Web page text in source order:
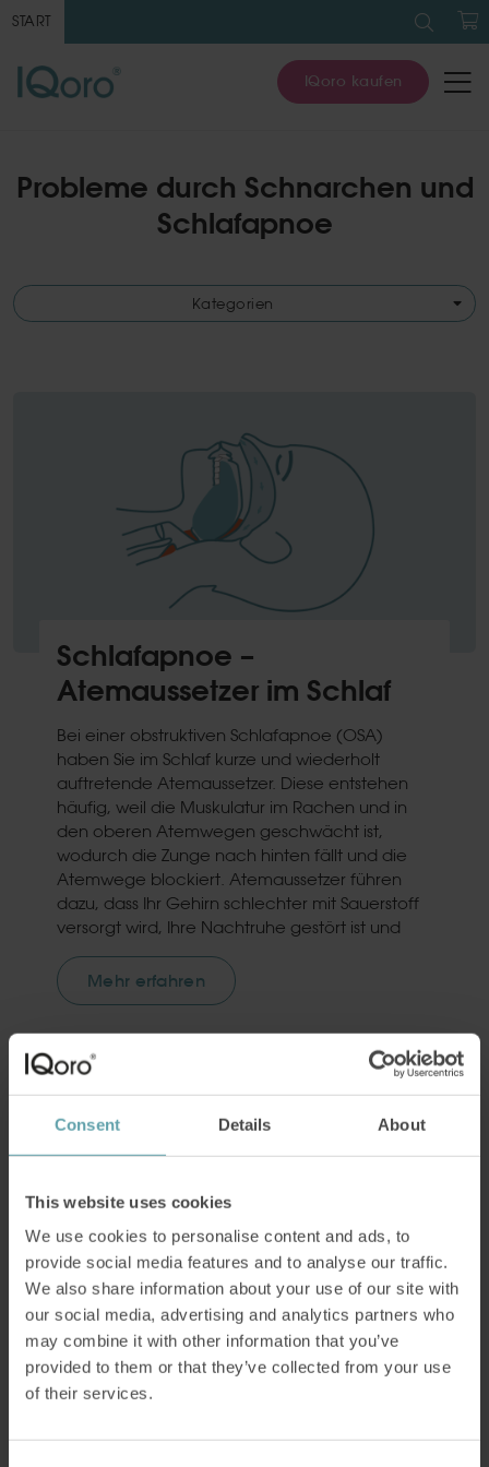
Consent Details About
This website uses cookies
We use cookies to personalise content and ads, to
provide social media features and to analyse our traffic.
We also share information about your use of our site with
our social media, advertising and analytics partners who
may combine it with other information that you’ve
provided to them or that they’ve collected from your use
of their services.
START nach:
IQoro kaufen
Probleme durch Schnarchen und
Schlafapnoe
Kategorien
Schlafapnoe –
Atemaussetzer im Schlaf
Bei einer obstruktiven Schlafapnoe (OSA)
haben Sie im Schlaf kurze und wiederholt
auftretende Atemaussetzer. Diese entstehen
häufig, weil die Muskulatur im Rachen und in
den oberen Atemwegen geschwächt ist,
wodurch die Zunge nach hinten fällt und die
Atemwege blockiert. Atemaussetzer führen
dazu, dass Ihr Gehirn schlechter mit Sauerstoff
versorgt wird, Ihre Nachtruhe gestört ist und
Mehr erfahren
Schnarchen – Ursachen
und
Behandlungsmöglichkeiten